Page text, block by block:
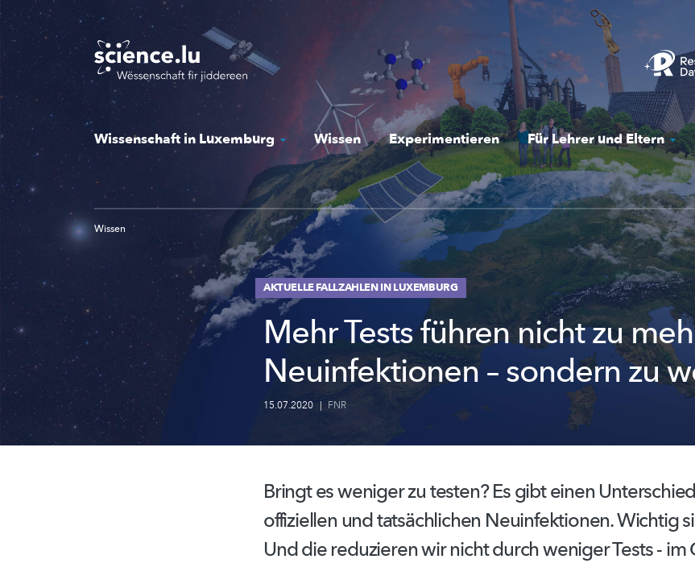
Skip
to
main
content
Wissenschaft in Luxemburg Wissen Experimentieren Für Lehrer und Eltern
Wissen
AKTUELLE FALLZAHLEN IN LUXEMBURG
Mehr Tests führen nicht zu
Neuinfektionen – sondern zu
15.07.2020 | FNR
Bringt es weniger zu testen? Es gibt einen
offiziellen undtatsächlichen Neuinfektionen.Wichtig
Und die reduzieren wir nicht durch weniger Tests - im